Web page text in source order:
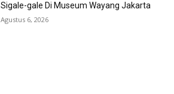
Sigale-gale Di Museum Wayang Jakarta
Agustus 6, 2026